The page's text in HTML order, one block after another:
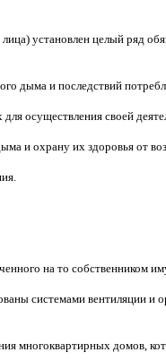
установлен целый ряд
дыма и последствий
осуществления своей
и охрану их здоровья от
на то собственником
системами вентиляции и
многоквартирных домов,